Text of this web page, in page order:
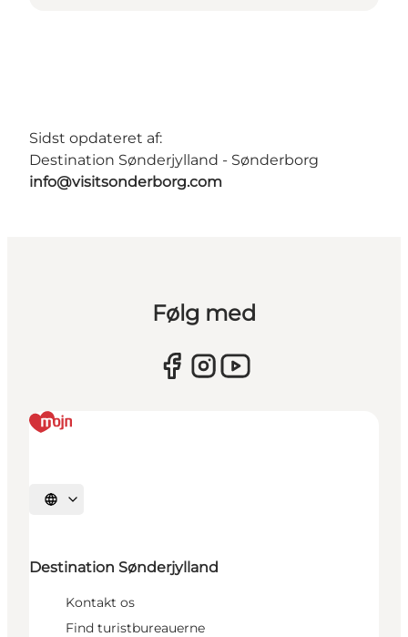
Sidst opdateret af:
Destination Sønderjylland - Sønderborg
info@visitsonderborg.com
Følg med
Vælg sprog
Destination Sønderjylland
Kontakt os
Find turistbureauerne